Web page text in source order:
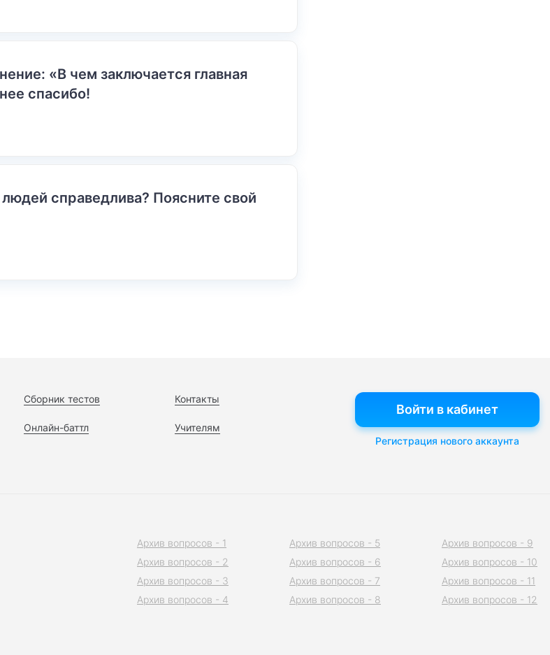
«В чем заключается главная
спасибо!
справедлива? Поясните свой
Сборник тестов
Онлайн-баттл
Контакты
Учителям
Войти в кабинет
Регистрация нового аккаунта
Архив вопросов - 1
Архив вопросов - 2
Архив вопросов - 3
Архив вопросов - 4
Архив вопросов - 5
Архив вопросов - 6
Архив вопросов - 7
Архив вопросов - 8
Архив вопросов - 9
Архив вопросов - 10
Архив вопросов - 11
Архив вопросов - 12